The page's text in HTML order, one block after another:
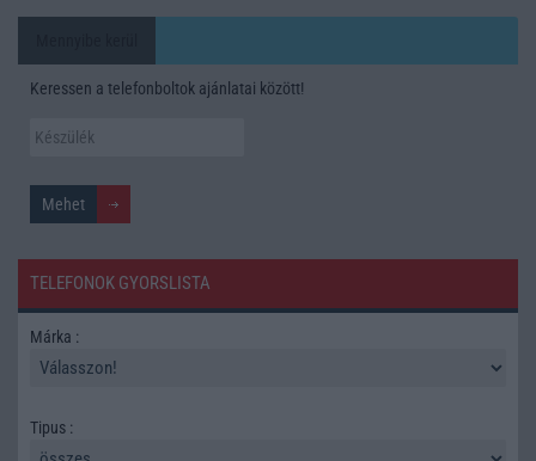
Keressen a telefonboltok ajánlatai között!
TELEFONOK GYORSLISTA
Márka :
Tipus :